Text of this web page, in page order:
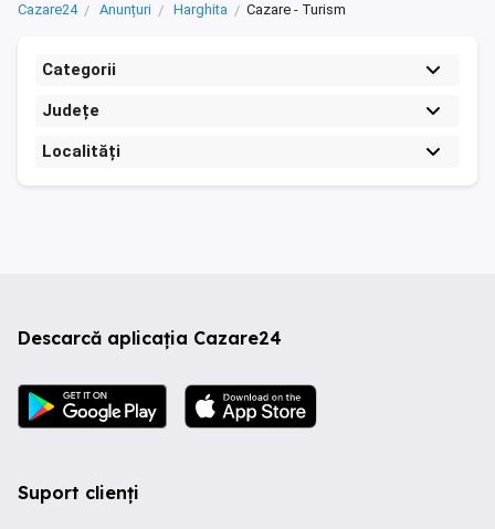
Cazare24 Anunțuri Harghita Cazare - Turism
Categorii
Județe
Localități
Descarcă aplicația Cazare24
Suport clienți